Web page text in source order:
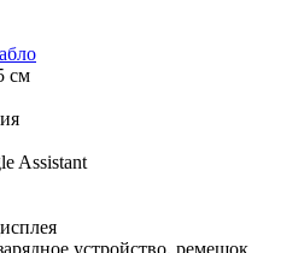
см
Assistant
устройство, ремешок